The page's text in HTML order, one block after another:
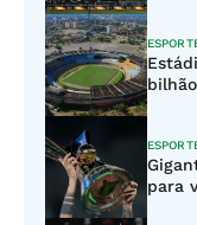
para